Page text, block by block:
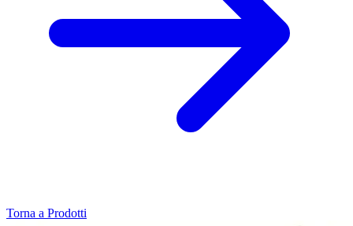
Torna a Prodotti